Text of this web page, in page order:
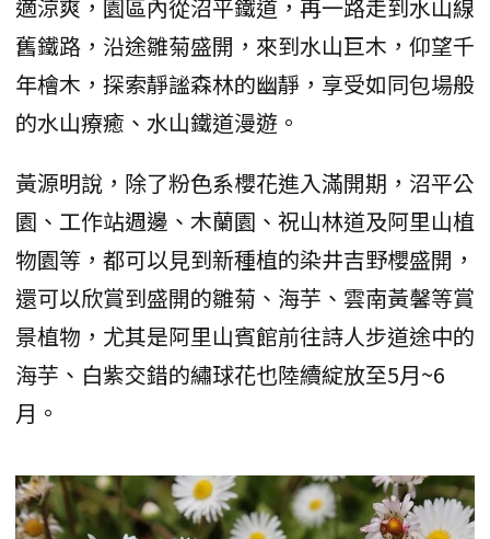
適涼爽，園區內從沼平鐵道，再一路走到水山線
舊鐵路，沿途雛菊盛開，來到水山巨木，仰望千
年檜木，探索靜謐森林的幽靜，享受如同包場般
的水山療癒、水山鐵道漫遊。
黃源明說，除了粉色系櫻花進入滿開期，沼平公
園、工作站週邊、木蘭園、祝山林道及阿里山植
物園等，都可以見到新種植的染井吉野櫻盛開，
還可以欣賞到盛開的雛菊、海芋、雲南黃馨等賞
景植物，尤其是阿里山賓館前往詩人步道途中的
海芋、白紫交錯的繡球花也陸續綻放至5月~6
月。